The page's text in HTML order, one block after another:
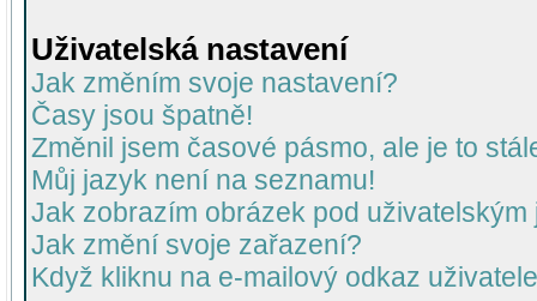
Uživatelská nastavení
Jak změním svoje nastavení?
Časy jsou špatně!
Změnil jsem časové pásmo, ale je to
Můj jazyk není na seznamu!
Jak zobrazím obrázek pod uživatelským
Jak změní svoje zařazení?
Když kliknu na e-mailový odkaz